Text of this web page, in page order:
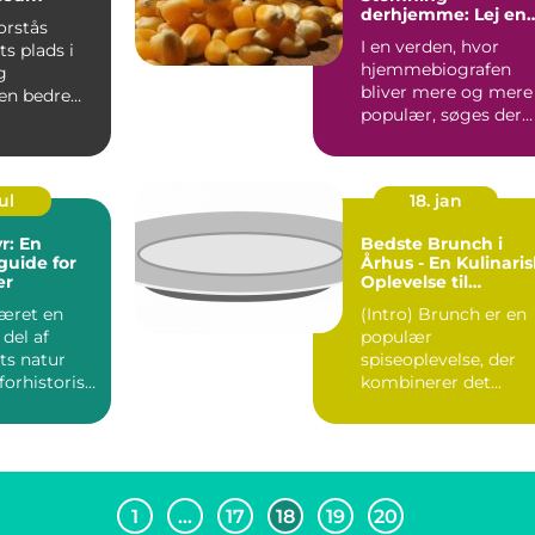
plads i
bedre
derhjemme: Lej en
I en verden, hvor
hjemmebiografen
bliver mere og mere
populær, søges der
En
for
en
af
natur
18. jan
Bedste Brunch i
Århus - En
Oplevelse til
(Intro) Brunch er en
populær
spiseoplevelse, der
kombinerer det
morgenmad og
1 … 17 18 19 20